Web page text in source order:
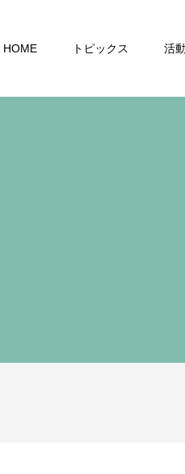
HOME トピックス 活